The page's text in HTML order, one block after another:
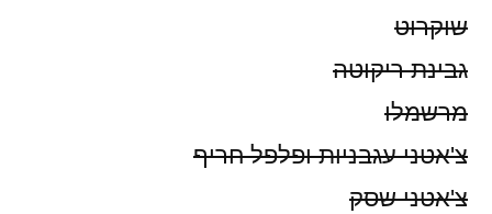
שוקרוט
גבינת ריקוטה
מרשמלו
צ'אטני עגבניות ופלפל חריף
צ'אטני שסק